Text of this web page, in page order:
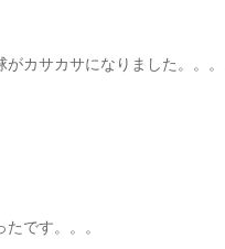
カサカサになりました。。。
です。。。